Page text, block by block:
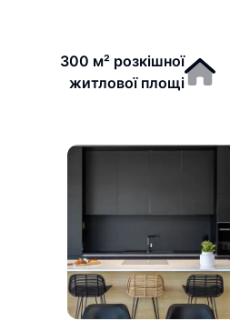
300 м² розкішної
житлової площі